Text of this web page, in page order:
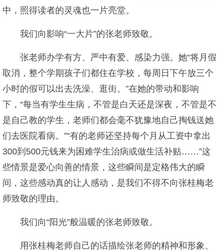
中，照得读者的灵魂也一片亮堂。
我们向影响“一大片”的张老师致敬。
张老师办学有方、严中有爱、感染力强。她“将月假
取消，整个学期孩子们都住在学校，每周日下午放三个
小时的假可以出去洗澡、逛街。”在她的带动和影响
下，“每当有学生生病，不管是白天还是深夜，不管是不
是自己教的学生，老师们都会毫不犹豫地自己掏钱送她
们去医院看病。”“有的老师还坚持每个月从工资中拿出
300到500元钱来为困难学生治病或做生活补贴……”这
些情景是爱心向善的情景，这些瞬间是定格伟大的瞬
间，这些感动真的让人感动，是我们不得不向张桂梅老
师致敬的理由。
我们向“阳光”般温暖的张老师致敬。
用张桂梅老师自己的话描绘张老师的精神和形象、